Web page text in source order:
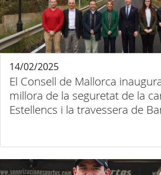
El Consell de Mallorca
millora de la seguretat de la
Estellencs i la travessera de
14/02/2025